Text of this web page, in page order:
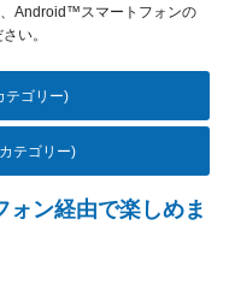
Android™スマートフォンの
い。
テゴリー)
テゴリー)
ォン経由で楽しめま